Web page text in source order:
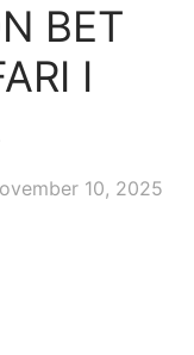
BET
I
10, 2025